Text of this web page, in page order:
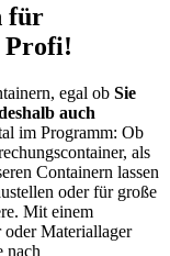
für
Profi!
egal ob Sie
auch
im Programm: Ob
als
Containern lassen
oder für große
Mit einem
oder Materiallager
nach